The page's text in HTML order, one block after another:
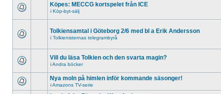
Köpes: MECCG kortspelet från ICE
i Köp-byt-sälj
Tolkiensamtal i Göteborg 2/6 med bl a Erik Andersson
i Tolkienisternas telegrambyrå
Vill du läsa Tolkien och den svarta magin?
iAndra böcker
Nya moln på himlen inför kommande säsonger!
iAmazons TV-serie